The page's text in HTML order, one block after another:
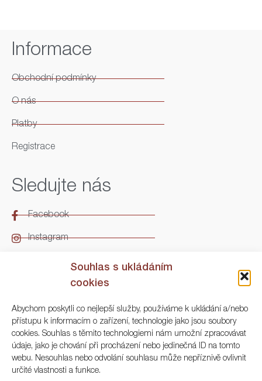
Souhlas s ukládáním
cookies
Abychom poskytli co nejlepší služby, používáme k ukládání a/nebo
přístupu k informacím o zařízení, technologie jako jsou soubory
cookies. Souhlas s těmito technologiemi nám umožní zpracovávat
údaje, jako je chování při procházení nebo jedinečná ID na tomto
webu. Nesouhlas nebo odvolání souhlasu může nepříznivě ovlivnit
určité vlastnosti a funkce.
Informace
Obchodní podmínky
O nás
Platby
Registrace
Sledujte nás
Facebook
Instagram
Kontakt
ARGO Numismatika
Korunní 83, Praha 3
+420 222 561 343